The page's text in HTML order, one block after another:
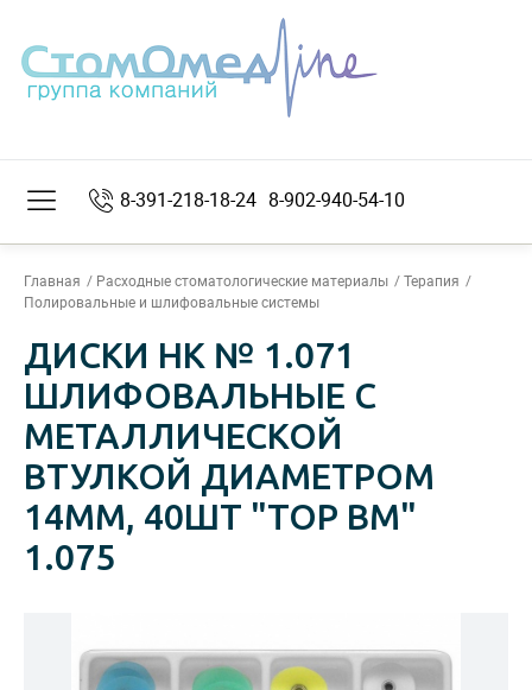
8-391-218-18-24 8-902-940-54-10
Главная Расходные стоматологические материалы
Терапия
Полировальные и шлифовальные системы
ДИСКИ НК № 1.071
ШЛИФОВАЛЬНЫЕ С
МЕТАЛЛИЧЕСКОЙ
ВТУЛКОЙ ДИАМЕТРОМ
14ММ, 40ШТ "ТОР ВМ"
1.075